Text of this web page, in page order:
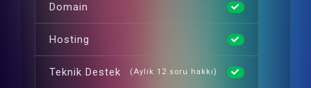
Domain
Hosting
Teknik Destek (Aylık 12 soru hakkı)